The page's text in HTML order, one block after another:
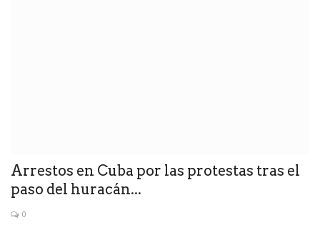
Arrestos en Cuba por las protestas tras el
paso del huracán...
0